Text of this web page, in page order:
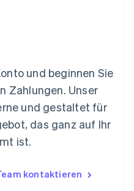
und beginnen Sie
Zahlungen. Unser
und gestaltet für
das ganz auf Ihr
ist.
kontaktieren